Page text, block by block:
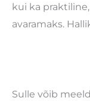
kui ka
avaramaks.
Sulle võib